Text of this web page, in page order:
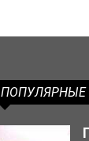
ПОПУЛЯРНЫЕ